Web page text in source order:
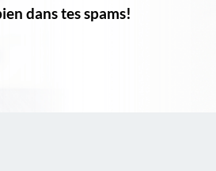
dans tes spams!